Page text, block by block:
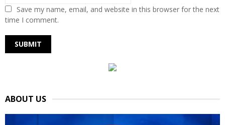
Save my name, email, and website in this browser for the next
time I comment.
ABOUT US